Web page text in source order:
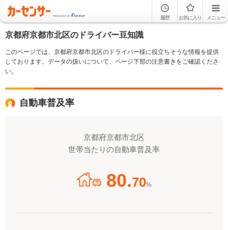
履歴 お気に入り メニュー
京都府京都市北区のドライバー豆知識
このページでは、京都府京都市北区のドライバー様に役立ちそうな情報を提供
しております。データの扱いについて、ページ下部の注意書きをご確認くださ
い。
自動車普及率
京都府京都市北区
世帯当たりの自動車普及率
80.70%